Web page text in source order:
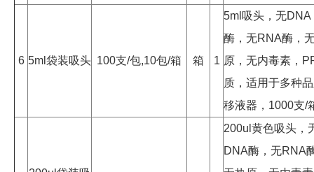
6 5ml袋装吸头 100支/包,10包/箱 箱 1
5ml吸头，无DNA
酶，无RNA酶，
原，无内毒素，
质，适用于多种
移液器，1000支/
200ul黄色吸头，
DNA酶，无RNA